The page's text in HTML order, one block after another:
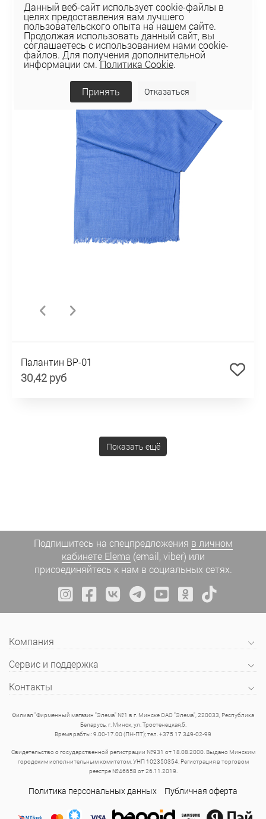
Палантин BP-01
30,42 руб
Показать ещё
Подпишитесь на спецпредложения в личном
кабинете Elema (email, viber) или
присоединяйтесь к нам в социальных сетях.
Компания
Сервис и поддержка
Контакты
Филиал "Фирменный магазин "Элема" №1 в г. Минске ОАО "Элема", 220033, Республика
Беларусь, г. Минск, ул. Тростенецкая,5.
Время рабты: 9.00-17.00 (ПН-ПТ); тел. +375 17 349-02-99
Свидетельство о государственной регистрации №931 от 18.08.2000. Выдано Минским
городским исполнительным комитетом. УНП 102350354. Регистрация в торговом
реестре №46658 от 26.11.2019.
Политика персональных данных Публичная оферта
Данный веб-сайт использует cookie-файлы в
целях предоставления вам лучшего
пользовательского опыта на нашем сайте.
Продолжая использовать данный сайт, вы
соглашаетесь с использованием нами cookie-
файлов. Для получения дополнительной
информации см.Политика Cookie.
Принять Отказаться